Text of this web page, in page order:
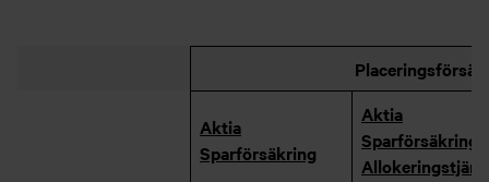
Aktia
Sparförsäkring
Aktia
Sparförsäkring